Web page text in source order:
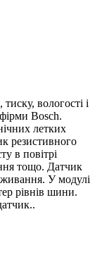
вологості і
Bosch.
летких
резистивного
в повітрі
тощо. Датчик
У модулі
рівнів шини.